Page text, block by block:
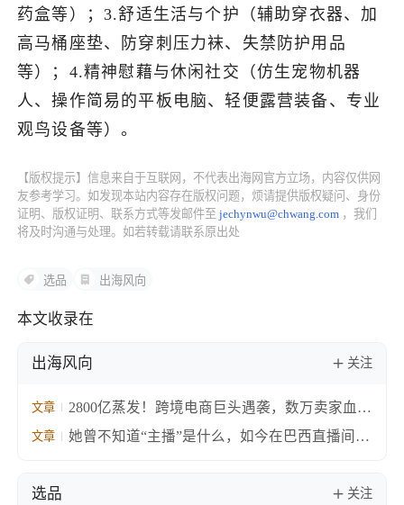
药盒等）；3.舒适生活与个护（辅助穿衣器、加
高马桶座垫、防穿刺压力袜、失禁防护用品
等）；4.精神慰藉与休闲社交（仿生宠物机器
人、操作简易的平板电脑、轻便露营装备、专业
观鸟设备等）。
【版权提示】信息来自于互联网，不代表出海网官方立场，内容仅供网
友参考学习。如发现本站内容存在版权问题，烦请提供版权疑问、身份
证明、版权证明、联系方式等发邮件至jechynwu@chwang.com ，我们
将及时沟通与处理。如若转载请联系原出处
选品 出海风向
本文收录在
出海风向 关注
文章
2800亿蒸发！跨境电商巨头遇袭，数万卖家血本
无归
文章
她曾不知道“主播”是什么，如今在巴西直播间卖
选品 关注